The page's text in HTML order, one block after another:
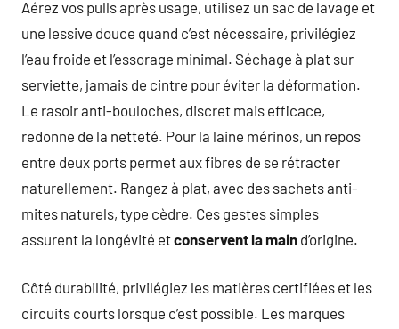
Aérez vos pulls après usage, utilisez un sac de lavage et
une lessive douce quand c’est nécessaire, privilégiez
l’eau froide et l’essorage minimal. Séchage à plat sur
serviette, jamais de cintre pour éviter la déformation.
Le rasoir anti-bouloches, discret mais efficace,
redonne de la netteté. Pour la laine mérinos, un repos
entre deux ports permet aux fibres de se rétracter
naturellement. Rangez à plat, avec des sachets anti-
mites naturels, type cèdre. Ces gestes simples
assurent la longévité etconservent la main d’origine.
Côté durabilité, privilégiez les matières certifiées et les
circuits courts lorsque c’est possible. Les marques